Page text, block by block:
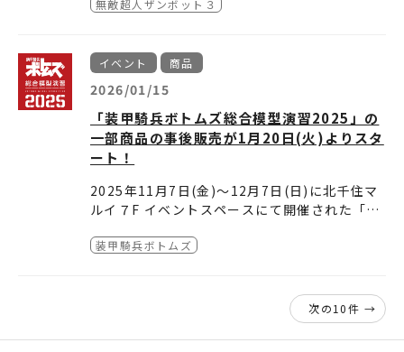
グローバルに発信してまいります。
無敵超人ザンボット３
イベント 商品
2026/01/15
「装甲騎兵ボトムズ総合模型演習2025」の
一部商品の事後販売が1月20日(火)よりスタ
ート！
2025年11月7日(金)～12月7日(日)に北千住マ
ルイ７F イベントスペースにて開催された「装
品の事後販売の詳細が決定いたしました。
【取り扱いサイト①】
サンライズストア（プレミアムバンダイ内）：
https://p-bandai.jp/sunrise-store/a0014/
c011/c01102/list-da10-n0/
お届け予定日：2026年2月下旬より順次発送
取り扱い商品
装甲騎兵ボトムズ
次の10件 →